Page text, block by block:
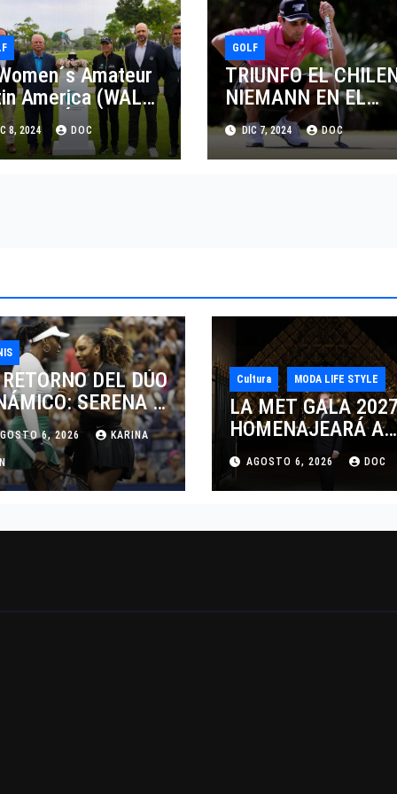
Amateur
America (WALA)
EN
8, 2024 DOC
GOLF
TRIUNFO EL
NIEMANN EN EL
ABIERTO PIF SAUDI
INTERNATIONAL
DIC 7, 2024 DOC
DEL DÚO
SERENA Y
WILLIAMS
LOS
EN
2026
6, 2026 KARINA
Cultura MODA LIFE STYLE
LA MET GALA
HOMENAJEARÁ A
JOHN GALLIANO
MARCANDO EL
REGRESO DEL REY
AGOSTO 6, 2026 DOC